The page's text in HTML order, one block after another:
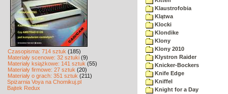
Czasopisma: 714 sztuk (185)
Materiały scenowe: 32 sztuki (9)
Materiały książkowe: 141 sztuk (55)
Materiały firmowe: 27 sztuk (20)
Materiały o grach: 351 sztuk (211)
Spiżarnia Voya na Chomikuj.pl
Bajtek Redux
Klaustrofobia
Klątwa
Klocki
Klondike
Klony
Klony 2010
Klystron Raider
Knicker-Bockers
Knife Edge
Kniffel
Knight for a Day